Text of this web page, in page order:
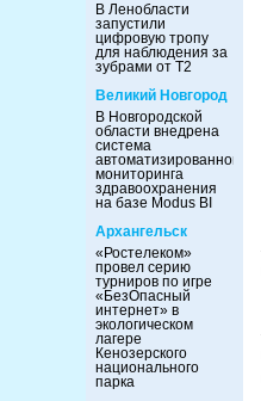
В Ленобласти
запустили
цифровую тропу
для наблюдения за
зубрами от Т2
Великий Новгород
В Новгородской
области внедрена
система
автоматизированного
мониторинга
здравоохранения
на базе Modus BI
Архангельск
«Ростелеком»
провел серию
турниров по игре
«БезОпасный
интернет» в
экологическом
лагере
Кенозерского
национального
парка